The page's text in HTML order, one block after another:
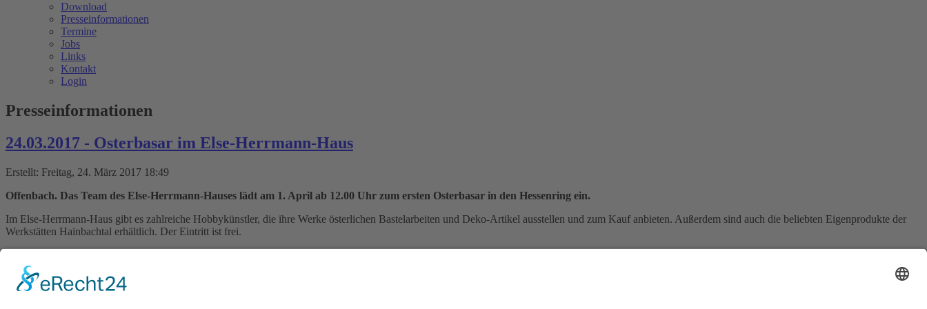
Download
Presseinformationen
Termine
Jobs
Links
Kontakt
Login
Presseinformationen
24.03.2017 - Osterbasar im Else-Herrmann-Haus
Erstellt: Freitag, 24. März 2017 18:49
Offenbach. Das Team des Else-Herrmann-Hauses lädt am 1. April ab 12.00 Uhr zum ersten Osterbasar in den Hessenring ein.
Im Else-Herrmann-Haus gibt es zahlreiche Hobbykünstler, die ihre Werke österlichen Bastelarbeiten und Deko-Artikel ausstellen und zum Kauf anbieten. Außerdem sind auch die beliebten Eigenprodukte der
Werkstätten Hainbachtal erhältlich. Der Eintritt ist frei.
Zurück
Weiter